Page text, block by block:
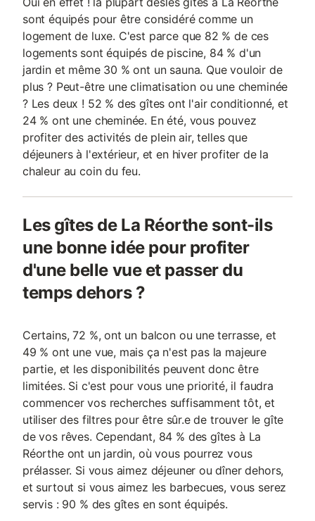
sont équipés pour être considéré comme un
logement de luxe. C'est parce que 82 % de ces
logements sont équipés de piscine, 84 % d'un
jardin et même 30 % ont un sauna. Que vouloir de
plus ? Peut-être une climatisation ou une cheminée
? Les deux ! 52 % des gîtes ont l'air conditionné, et
24 % ont une cheminée. En été, vous pouvez
profiter des activités de plein air, telles que
déjeuners à l'extérieur, et en hiver profiter de la
chaleur au coin du feu.
Les gîtes de La Réorthe sont-ils
une bonne idée pour profiter
d'une belle vue et passer du
temps dehors ?
Certains, 72 %, ont un balcon ou une terrasse, et
49 % ont une vue, mais ça n'est pas la majeure
partie, et les disponibilités peuvent donc être
limitées. Si c'est pour vous une priorité, il faudra
commencer vos recherches suffisamment tôt, et
utiliser des filtres pour être sûr.e de trouver le gîte
de vos rêves. Cependant, 84 % des gîtes à La
Réorthe ont un jardin, où vous pourrez vous
prélasser. Si vous aimez déjeuner ou dîner dehors,
et surtout si vous aimez les barbecues, vous serez
servis : 90 % des gîtes en sont équipés.